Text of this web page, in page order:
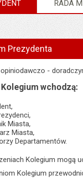
RADA
Prezydenta
-
Kolegium wchodzą:
Miasta,
Miasta,
Departamentów.
Kolegium mogą
Kolegium